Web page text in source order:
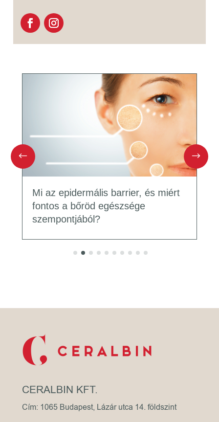
Mi az epidermális barrier, és miért
fontos a bőröd egészsége
szempontjából?
CERALBIN KFT.
Cím: 1065 Budapest, Lázár utca 14. földszint